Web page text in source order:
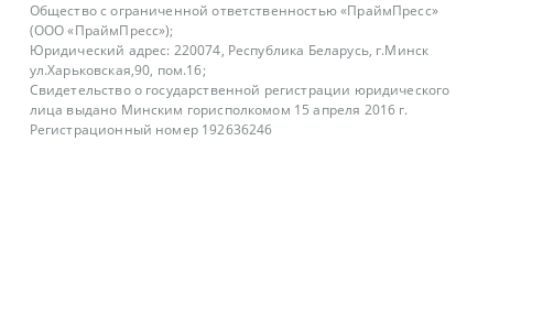
Общество с ограниченной ответственностью «ПраймПресс»
(ООО «ПраймПресс»);
Юридический адрес: 220074, Республика Беларусь, г.Минск
ул.Харьковская,90, пом.16;
Свидетельство о государственной регистрации юридического
лица выдано Минским горисполкомом 15 апреля 2016 г.
Регистрационный номер 192636246